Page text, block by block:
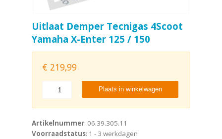
Uitlaat Demper Tecnigas 4Scoot
Yamaha X-Enter 125 / 150
€ 219,99
Plaats in winkelwagen
Artikelnummer: 06.39.305.11
Voorraadstatus: 1 - 3 werkdagen